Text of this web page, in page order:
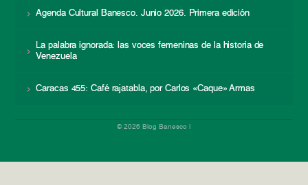
Agenda Cultural Banesco. Junio 2026. Primera edición
La palabra ignorada: las voces femeninas de la historia de
Venezuela
Caracas 455: Café rajatabla, por Carlos «Caque» Armas
© 2026 Blog Banesco |